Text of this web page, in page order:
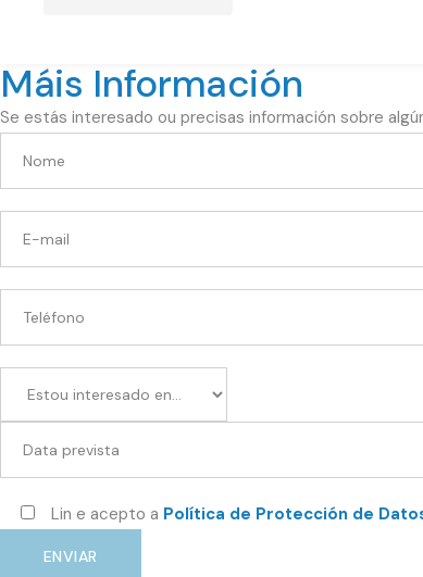
Máis Información
Se estás interesado ou precisas información sobre
Lin e acepto a Política de Protección de
ENVIAR